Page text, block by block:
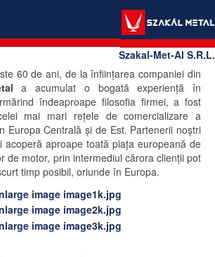
Szakal-Met-Al S.R.L.
60 de ani, de la înfiinţarea companiei din
a acumulat o bogată experienţă în
îndeaproape filosofia firmei, a fost
mai mari reţele de comercializare a
Europa Centrală şi de Est. Partenerii noştri
acoperă aproape toată piaţa europeană de
de motor, prin intermediul cărora clienţii pot
timp posibil, oriunde în Europa.